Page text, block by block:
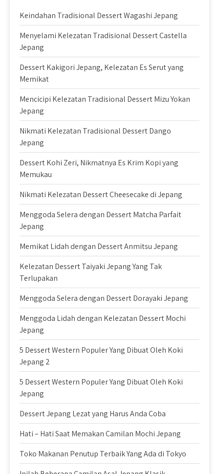
Keindahan Tradisional Dessert Wagashi Jepang
Menyelami Kelezatan Tradisional Dessert Castella
Jepang
Dessert Kakigori Jepang, Kelezatan Es Serut yang
Memikat
Mencicipi Kelezatan Tradisional Dessert Mizu Yokan
Jepang
Nikmati Kelezatan Tradisional Dessert Dango
Jepang
Dessert Kohi Zeri, Nikmatnya Es Krim Kopi yang
Memukau
Nikmati Kelezatan Dessert Cheesecake di Jepang
Menggoda Selera dengan Dessert Matcha Parfait
Jepang
Memikat Lidah dengan Dessert Anmitsu Jepang
Kelezatan Dessert Taiyaki Jepang Yang Tak
Terlupakan
Menggoda Selera dengan Dessert Dorayaki Jepang
Menggoda Lidah dengan Kelezatan Dessert Mochi
Jepang
5 Dessert Western Populer Yang Dibuat Oleh Koki
Jepang 2
5 Dessert Western Populer Yang Dibuat Oleh Koki
Jepang
Dessert Jepang Lezat yang Harus Anda Coba
Hati – Hati Saat Memakan Camilan Mochi Jepang
Toko Makanan Penutup Terbaik Yang Ada di Tokyo